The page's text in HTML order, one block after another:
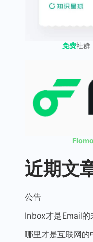
免费社群
近期文
公告
Inbox才是Email的
哪里才是互联网的